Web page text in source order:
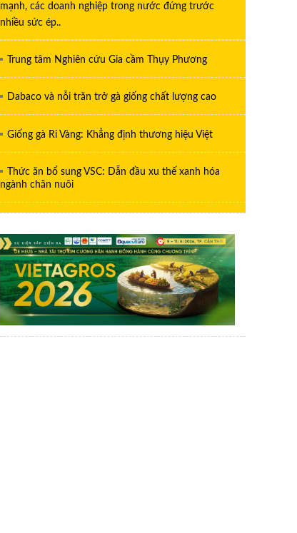
mạnh, các doanh nghiệp trong nước đứng trước
nhiều sức ép..
Trung tâm Nghiên cứu Gia cầm Thụy Phương
Dabaco và nỗi trăn trở gà giống chất lượng cao
Giống gà Ri Vàng: Khẳng định thương hiệu Việt
Thức ăn bổ sung VSC: Dẫn đầu xu thế xanh hóa
ngành chăn nuôi